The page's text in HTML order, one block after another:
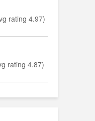
rating 4.97)
rating 4.87)